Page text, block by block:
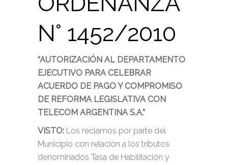
N° 1452/2010
“AUTORIZACIÓN AL DEPARTAMENTO
EJECUTIVO PARA CELEBRAR
ACUERDO DE PAGO Y COMPROMISO
DE REFORMA LEGISLATIVA CON
TELECOM ARGENTINA S.A.”
VISTO: Los reclamos por parte del
Municipio con relación a los tributos
denominados Tasa de Habilitación y